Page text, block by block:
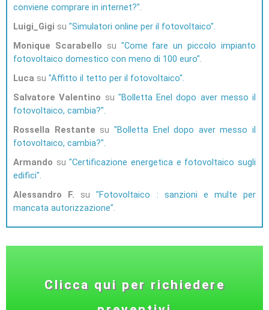
conviene comprare in internet?
Luigi_Gigi su Simulatori online per il fotovoltaico
Monique Scarabello su
Come fare un piccolo impianto
fotovoltaico domestico con meno di 100 euro
Luca su Affitto il tetto per il fotovoltaico
Salvatore Valentino su
Bolletta Enel dopo aver messo il
fotovoltaico, cambia?
Rossella Restante su
Bolletta Enel dopo aver messo il
fotovoltaico, cambia?
Armando su Certificazione energetica e fotovoltaico sugli
edifici
Alessandro F. su Fotovoltaico : sanzioni e multe per
mancata autorizzazione
Clicca qui per richiedere